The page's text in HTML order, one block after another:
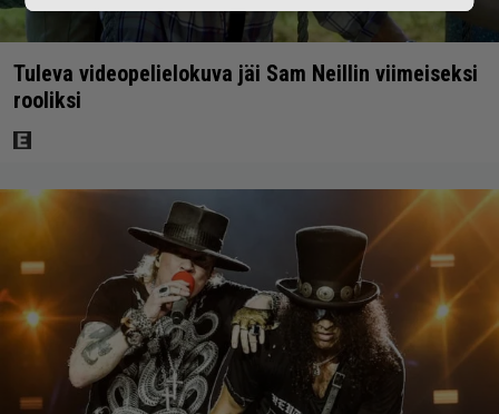
Tuleva videopelielokuva jäi Sam Neillin viimeiseksi
rooliksi